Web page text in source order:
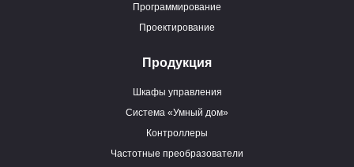
Программирование
Проектирование
Продукция
Шкафы управления
Система «Умный дом»
Контроллеры
Частотные преобразователи